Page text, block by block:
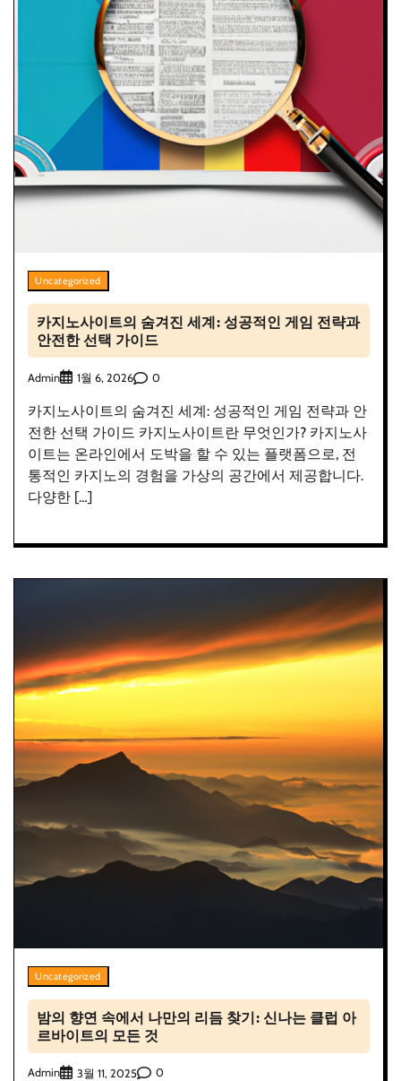
Uncategorized
카지노사이트의 숨겨진 세계: 성공적인 게임 전략과
안전한 선택 가이드
Admin 1월 6, 2026 0
카지노사이트의 숨겨진 세계: 성공적인 게임 전략과 안
전한 선택 가이드 카지노사이트란 무엇인가? 카지노사
이트는 온라인에서 도박을 할 수 있는 플랫폼으로, 전
통적인 카지노의 경험을 가상의 공간에서 제공합니다.
다양한 […]
Uncategorized
밤의 향연 속에서 나만의 리듬 찾기: 신나는 클럽 아
르바이트의 모든 것
Admin 3월 11, 2025 0